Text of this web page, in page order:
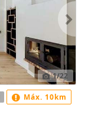
1/22
Máx. 10km